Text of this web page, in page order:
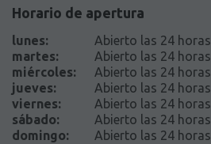
Horario de apertura
lunes:
Abierto las 24 horas
martes:
Abierto las 24 horas
miércoles:
Abierto las 24 horas
jueves:
Abierto las 24 horas
viernes:
Abierto las 24 horas
sábado:
Abierto las 24 horas
domingo: Abierto las 24 horas